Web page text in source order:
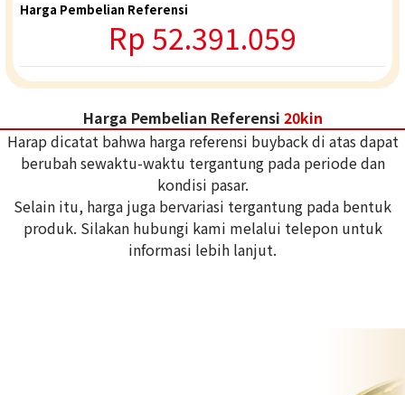
Harga Pembelian Referensi
Rp 52.391.059
Harga Pembelian Referensi 20kin
Harap dicatat bahwa harga referensi buyback di atas dapat
berubah sewaktu-waktu tergantung pada periode dan
kondisi pasar.
Selain itu, harga juga bervariasi tergantung pada bentuk
produk. Silakan hubungi kami melalui telepon untuk
informasi lebih lanjut.